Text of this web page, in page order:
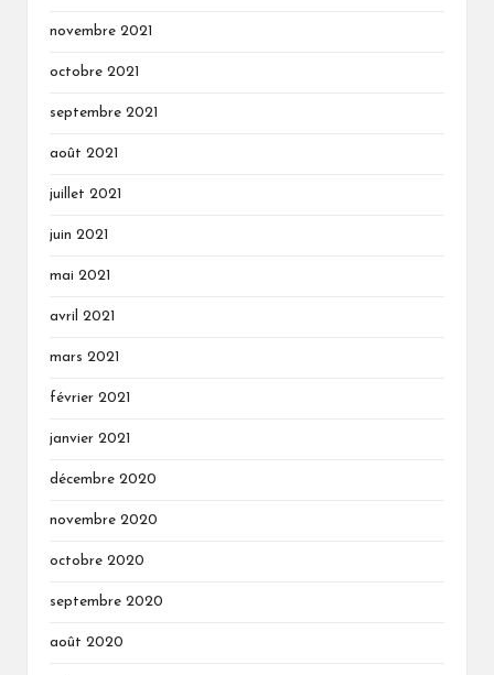
novembre 2021
octobre 2021
septembre 2021
août 2021
juillet 2021
juin 2021
mai 2021
avril 2021
mars 2021
février 2021
janvier 2021
décembre 2020
novembre 2020
octobre 2020
septembre 2020
août 2020